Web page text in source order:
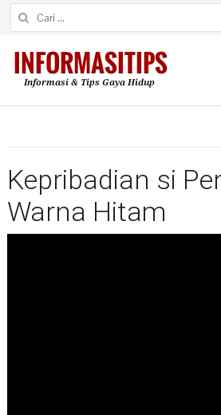
Cari untuk:
Kepribadian si
Warna Hitam